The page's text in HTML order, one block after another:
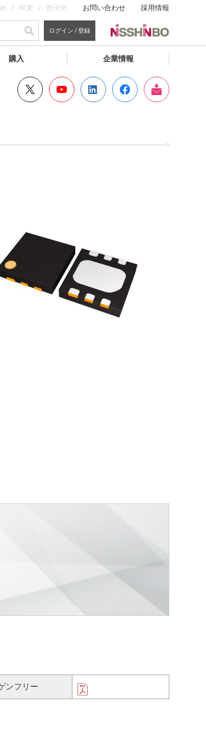
中文 한국어 お問い合わせ 採用情報
ログイン / 登録
購入 企業情報
ンフリー